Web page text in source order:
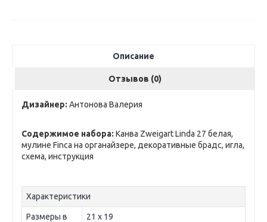
Описание
Отзывов (0)
Дизайнер: Антонова Валерия
Содержимое набора: Канва Zweigart Linda 27 белая,
мулине Finca на органайзере, декоративные брадс, игла,
схема, инструкция
Характеристики
Размеры в
21 х 19